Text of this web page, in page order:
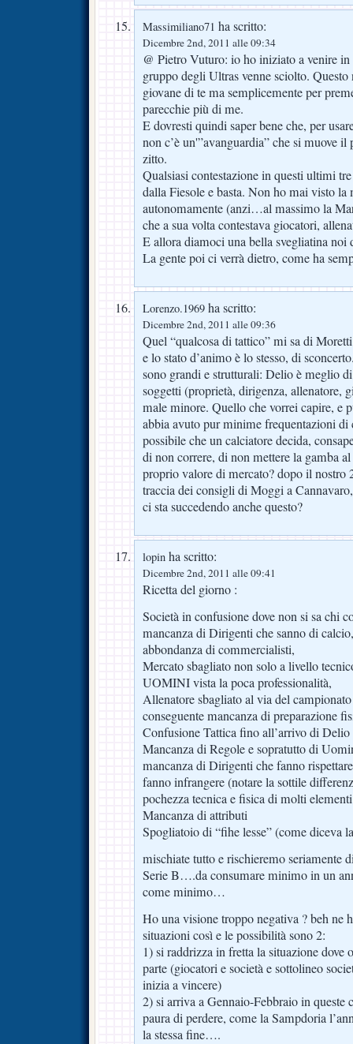
Massimiliano71 ha scritto:
Dicembre 2nd, 2011 alle 09:34
@ Pietro Vuturo: io ho iniziato a venire
gruppo degli Ultras venne sciolto.
giovane di te ma semplicemente per
parecchie più di me.
E dovresti quindi saper bene che, per
non c’è un'”avanguardia” che si muove
zitto.
Qualsiasi contestazione in questi ultimi
dalla Fiesole e basta. Non ho mai visto la
autonomamente (anzi…al massimo la
che a sua volta contestava giocatori,
E allora diamoci una bella svegliatina noi
La gente poi ci verrà dietro, come ha
Lorenzo.1969 ha scritto:
Dicembre 2nd, 2011 alle 09:36
Quel “qualcosa di tattico” mi sa di
e lo stato d’animo è lo stesso, di
sono grandi e strutturali: Delio è meglio
soggetti (proprietà, dirigenza, allenatore,
male minore. Quello che vorrei capire, e
abbia avuto pur minime frequentazioni di
possibile che un calciatore decida,
di non correre, di non mettere la gamba
proprio valore di mercato? dopo il nostro
traccia dei consigli di Moggi a
ci sta succedendo anche questo?
lopin ha scritto:
Dicembre 2nd, 2011 alle 09:41
Ricetta del giorno :
Società in confusione dove non si sa chi
mancanza di Dirigenti che sanno di calcio,
abbondanza di commercialisti,
Mercato sbagliato non solo a livello
UOMINI vista la poca professionalità,
Allenatore sbagliato al via del campionato
conseguente mancanza di preparazione
Confusione Tattica fino all’arrivo di Delio
Mancanza di Regole e sopratutto di
mancanza di Dirigenti che fanno
fanno infrangere (notare la sottile
pochezza tecnica e fisica di molti
Mancanza di attributi
Spogliatoio di “fihe lesse” (come diceva
mischiate tutto e rischieremo seriamente
Serie B….da consumare minimo in un
come minimo…
Ho una visione troppo negativa ? beh ne
situazioni così e le possibilità sono 2:
1) si raddrizza in fretta la situazione dove
parte (giocatori e società e sottolineo
inizia a vincere)
2) si arriva a Gennaio-Febbraio in
paura di perdere, come la Sampdoria
la stessa fine….